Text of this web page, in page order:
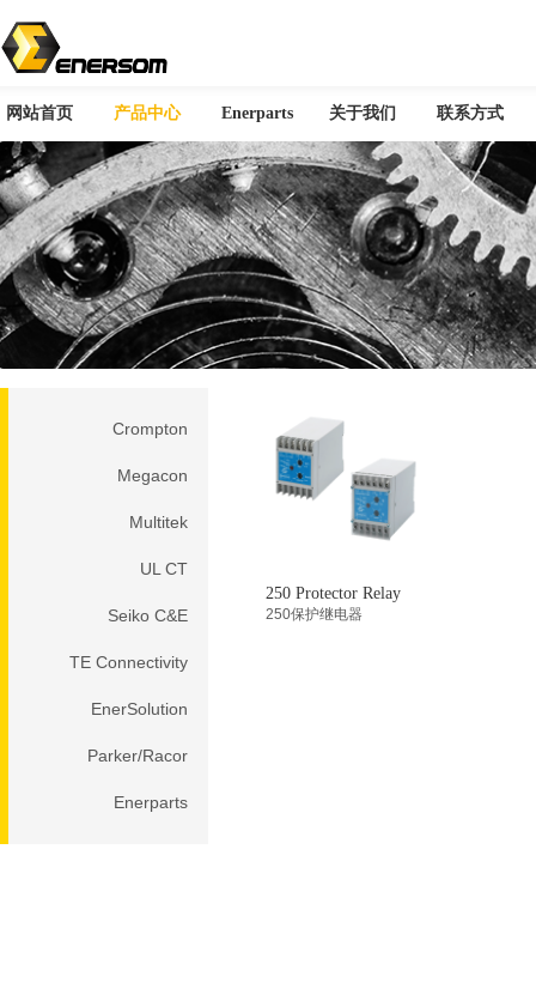
网站首页 产品中心 Enerparts 关于我们 联系方式
Crompton
Megacon
Multitek
UL CT
Seiko C&E
TE Connectivity
EnerSolution
Parker/Racor
Enerparts
250 Protector Relay
250保护继电器